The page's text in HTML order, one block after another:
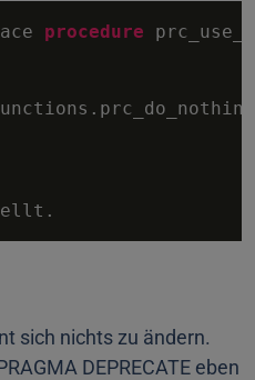
procedure
sich nichts zu ändern.
DEPRECATE eben